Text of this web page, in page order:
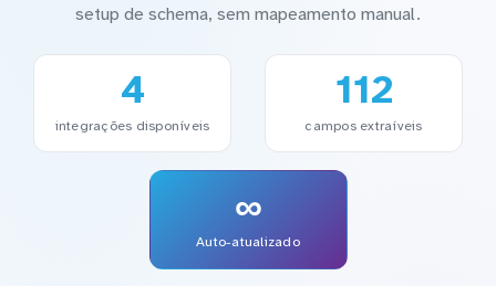
setup de schema, sem mapeamento manual.
4
integrações disponíveis
112
campos extraíveis
∞
Auto-atualizado